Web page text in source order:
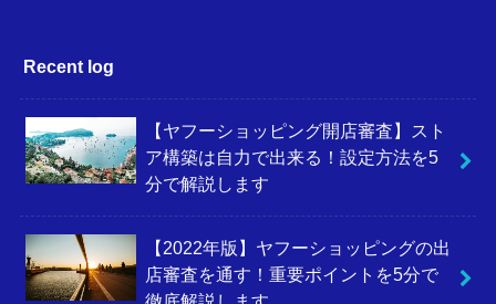
Recent log
【ヤフーショッピング開店審査】スト
ア構築は自力で出来る！設定方法を5
分で解説します
【2022年版】ヤフーショッピングの出
店審査を通す！重要ポイントを5分で